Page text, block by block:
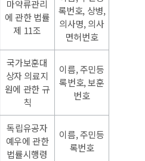
마약류관리
에 관한 법률
제 11조
록번호, 상병,
의사명, 의사
면허번호
국가보훈대
상자 의료지
원에 관한 규
칙
이름, 주민등
록번호, 보훈
번호
독립유공자
예우에 관한
법률시행령
이름, 주민등
록번호